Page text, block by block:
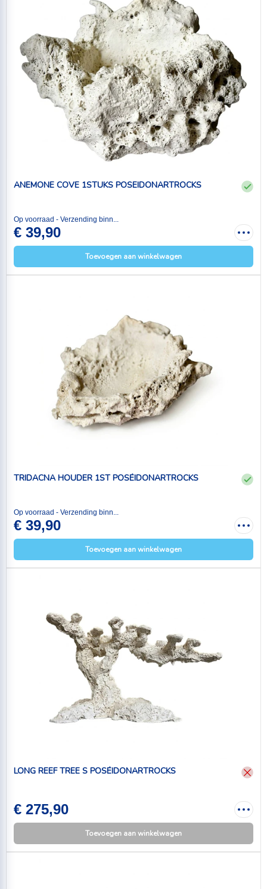
ANEMONE COVE 1STUKS POSEIDONARTROCKS
Op voorraad - Verzending binn...
€ 39,90
Toevoegen aan winkelwagen
TRIDACNA HOUDER 1ST POSÉIDONARTROCKS
Op voorraad - Verzending binn...
€ 39,90
Toevoegen aan winkelwagen
LONG REEF TREE S POSÉIDONARTROCKS
€ 275,90
Toevoegen aan winkelwagen